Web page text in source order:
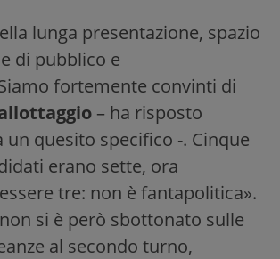
lunga presentazione, spazio
di pubblico e
fortemente convinti di
– ha risposto
un quesito specifico -. Cinque
erano sette, ora
tre: non è fantapolitica».
si è però sbottonato sulle
al secondo turno,